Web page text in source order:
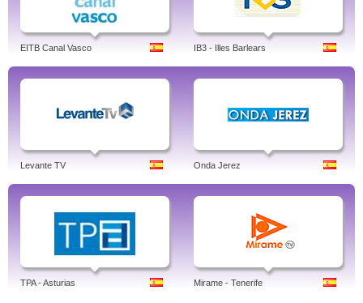
EITB Canal Vasco IB3 - Illes Barlears
Levante TV Onda Jerez
TPA - Asturias Mirame - Tenerife